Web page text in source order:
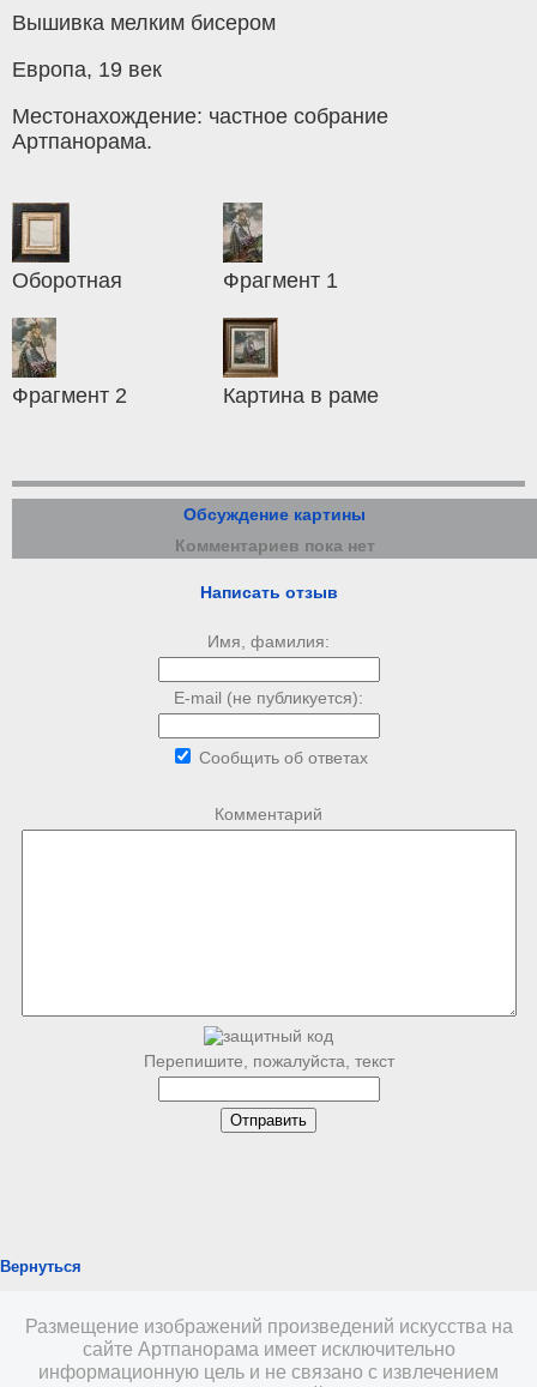
Вышивка мелким бисером
Европа, 19 век
Местонахождение: частное собрание
Артпанорама.
Оборотная Фрагмент 1
Фрагмент 2 Картина в раме
Обсуждение картины
Комментариев пока нет
Написать отзыв
Имя, фамилия:
E-mail (не публикуется):
Сообщить об ответах
Комментарий
Перепишите, пожалуйста, текст
Вернуться
Размещение изображений произведений искусства на
сайте Артпанорама имеет исключительно
информационную цель и не связано с извлечением